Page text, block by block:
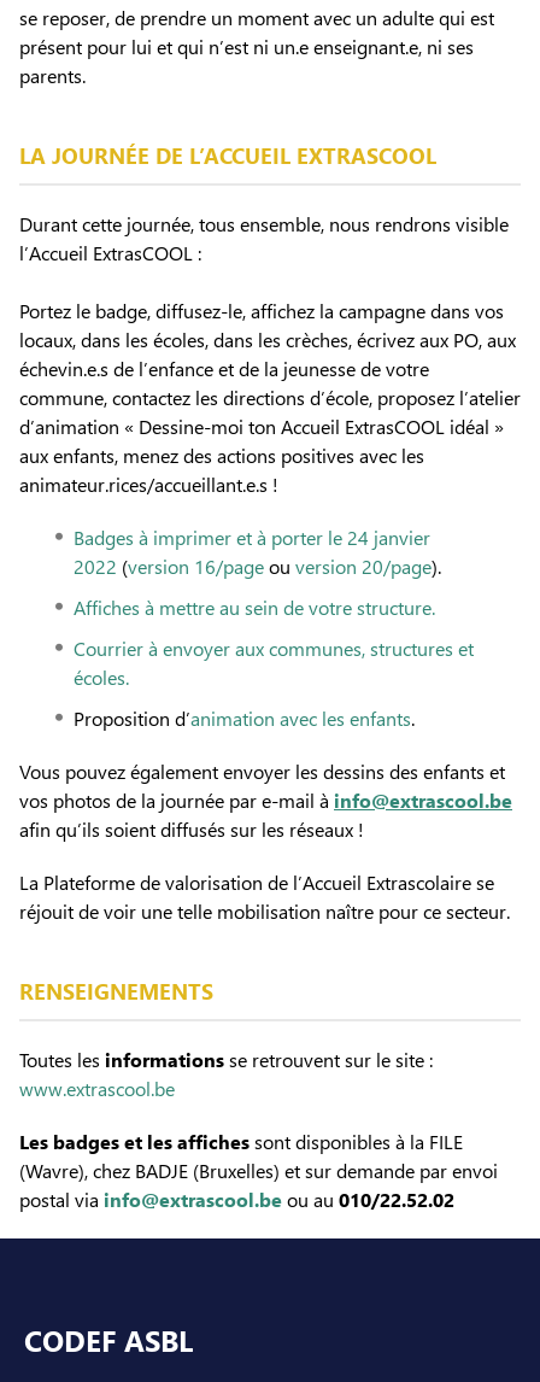
se reposer, de prendre un moment avec un adulte qui est
présent pour lui et qui n’est ni un.e enseignant.e, ni ses
parents.
LA JOURNÉE DE L’ACCUEIL EXTRASCOOL
Durant cette journée, tous ensemble, nous rendrons visible
l’Accueil ExtrasCOOL :
Portez le badge, diffusez-le, affichez la campagne dans vos
locaux, dans les écoles, dans les crèches, écrivez aux PO, aux
échevin.e.s de l’enfance et de la jeunesse de votre
commune, contactez les directions d’école, proposez l’atelier
d’animation « Dessine-moi ton Accueil ExtrasCOOL idéal »
aux enfants, menez des actions positives avec les
animateur.rices/accueillant.e.s !
Badges à imprimer et à porter le 24 janvier
2022 (version 16/pageou version 20/page).
Affiches à mettre au sein de votre structure.
Courrier à envoyer aux communes, structures et
écoles.
Proposition d’animation avec les enfants.
Vous pouvez également envoyer les dessins des enfants et
vos photos de la journée par e-mail à info@extrascool.be
afin qu’ils soient diffusés sur les réseaux !
La Plateforme de valorisation de l’Accueil Extrascolaire se
réjouit de voir une telle mobilisation naître pour ce secteur.
RENSEIGNEMENTS
Toutes les informationsse retrouvent sur le site :
www.extrascool.be
Les badges et les affichessont disponibles à la FILE
(Wavre), chez BADJE (Bruxelles) et sur demande par envoi
postal via info@extrascool.beou au 010/22.52.02
CODEF ASBL